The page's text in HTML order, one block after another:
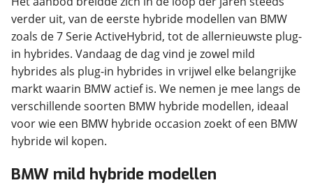
verder uit, van de eerste hybride modellen van BMW
zoals de 7 Serie ActiveHybrid, tot de allernieuwste plug-
in hybrides. Vandaag de dag vind je zowel mild
hybrides als plug-in hybrides in vrijwel elke belangrijke
markt waarin BMW actief is. We nemen je mee langs de
verschillende soorten BMW hybride modellen, ideaal
voor wie een BMW hybride occasion zoekt of een BMW
hybride wil kopen.
BMW mild hybride modellen